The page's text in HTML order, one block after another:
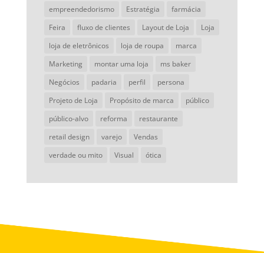
empreendedorismo
Estratégia
farmácia
Feira
fluxo de clientes Layout de Loja
Loja
loja de eletrônicos
loja de roupa
marca
Marketing
montar uma loja
ms baker
Negócios
padaria perfil
persona
Projeto de Loja
Propósito de marca
público
público-alvo
reforma
restaurante
retail design
varejo
Vendas
verdade ou mito
Visual ótica